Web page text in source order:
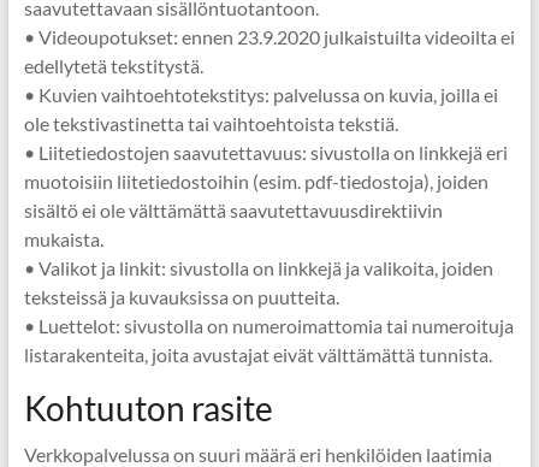
saavutettavaan sisällöntuotantoon.
• Videoupotukset: ennen 23.9.2020 julkaistuilta videoilta ei
edellytetä tekstitystä.
• Kuvien vaihtoehtotekstitys: palvelussa on kuvia, joilla ei
ole tekstivastinetta tai vaihtoehtoista tekstiä.
• Liitetiedostojen saavutettavuus: sivustolla on linkkejä eri
muotoisiin liitetiedostoihin (esim. pdf-tiedostoja), joiden
sisältö ei ole välttämättä saavutettavuusdirektiivin
mukaista.
• Valikot ja linkit: sivustolla on linkkejä ja valikoita, joiden
teksteissä ja kuvauksissa on puutteita.
• Luettelot: sivustolla on numeroimattomia tai numeroituja
listarakenteita, joita avustajat eivät välttämättä tunnista.
Kohtuuton rasite
Verkkopalvelussa on suuri määrä eri henkilöiden laatimia